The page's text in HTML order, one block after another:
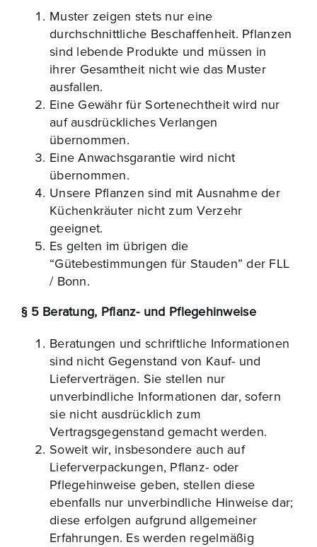
Muster zeigen stets nur eine
durchschnittliche Beschaffenheit. Pflanzen
sind lebende Produkte und müssen in
ihrer Gesamtheit nicht wie das Muster
ausfallen.
Eine Gewähr für Sortenechtheit wird nur
auf ausdrückliches Verlangen
übernommen.
Eine Anwachsgarantie wird nicht
übernommen.
Unsere Pflanzen sind mit Ausnahme der
Küchenkräuter nicht zum Verzehr
geeignet.
Es gelten im übrigen die
“Gütebestimmungen für Stauden” der FLL
/ Bonn.
§ 5 Beratung, Pflanz- und Pflegehinweise
Beratungen und schriftliche Informationen
sind nicht Gegenstand von Kauf- und
Lieferverträgen. Sie stellen nur
unverbindliche Informationen dar, sofern
sie nicht ausdrücklich zum
Vertragsgegenstand gemacht werden.
Soweit wir, insbesondere auch auf
Lieferverpackungen, Pflanz- oder
Pflegehinweise geben, stellen diese
ebenfalls nur unverbindliche Hinweise dar;
diese erfolgen aufgrund allgemeiner
Erfahrungen. Es werden regelmäßig